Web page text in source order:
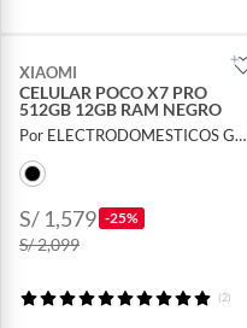
XIAOMI
CELULAR POCO X7 PRO
512GB 12GB RAM NEGRO
Por ELECTRODOMESTICOS GALEXA
S/ 1,579 -25%
S/ 2,099
(2)